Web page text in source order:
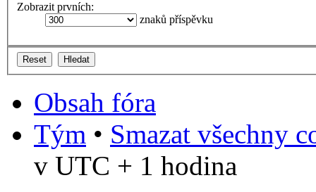
Zobrazit prvních:
znaků příspěvku
Obsah fóra
Tým • Smazat všechny
v UTC + 1 hodina